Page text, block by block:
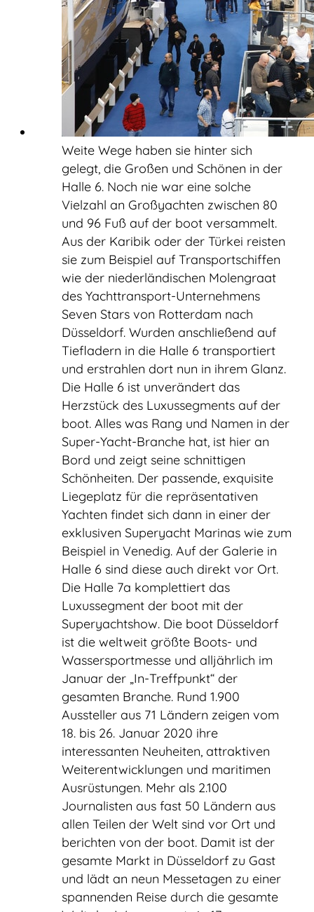
Weite Wege haben sie hinter sich
gelegt, die Großen und Schönen in der
Halle 6. Noch nie war eine solche
Vielzahl an Großyachten zwischen 80
und 96 Fuß auf der boot versammelt.
Aus der Karibik oder der Türkei reisten
sie zum Beispiel auf Transportschiffen
wie der niederländischen Molengraat
des Yachttransport-Unternehmens
Seven Stars von Rotterdam nach
Düsseldorf. Wurden anschließend auf
Tiefladern in die Halle 6 transportiert
und erstrahlen dort nun in ihrem Glanz.
Die Halle 6 ist unverändert das
Herzstück des Luxussegments auf der
boot. Alles was Rang und Namen in der
Super-Yacht-Branche hat, ist hier an
Bord und zeigt seine schnittigen
Schönheiten. Der passende, exquisite
Liegeplatz für die repräsentativen
Yachten findet sich dann in einer der
exklusiven Superyacht Marinas wie zum
Beispiel in Venedig. Auf der Galerie in
Halle 6 sind diese auch direkt vor Ort.
Die Halle 7a komplettiert das
Luxussegment der boot mit der
Superyachtshow. Die boot Düsseldorf
ist die weltweit größte Boots- und
Wassersportmesse und alljährlich im
Januar der „In-Treffpunkt“ der
gesamten Branche. Rund 1.900
Aussteller aus 71 Ländern zeigen vom
18. bis 26. Januar 2020 ihre
interessanten Neuheiten, attraktiven
Weiterentwicklungen und maritimen
Ausrüstungen. Mehr als 2.100
Journalisten aus fast 50 Ländern aus
allen Teilen der Welt sind vor Ort und
berichten von der boot. Damit ist der
gesamte Markt in Düsseldorf zu Gast
und lädt an neun Messetagen zu einer
spannenden Reise durch die gesamte